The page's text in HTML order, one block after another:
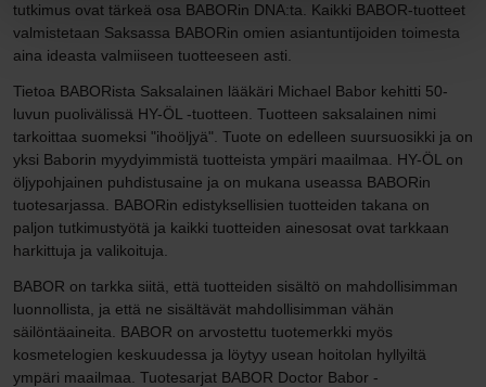
tutkimus ovat tärkeä osa BABORin DNA:ta. Kaikki BABOR-tuotteet
valmistetaan Saksassa BABORin omien asiantuntijoiden toimesta
aina ideasta valmiiseen tuotteeseen asti.
Tietoa BABORista Saksalainen lääkäri Michael Babor kehitti 50-
luvun puolivälissä HY-ÖL -tuotteen. Tuotteen saksalainen nimi
tarkoittaa suomeksi "ihoöljyä". Tuote on edelleen suursuosikki ja on
yksi Baborin myydyimmistä tuotteista ympäri maailmaa. HY-ÖL on
öljypohjainen puhdistusaine ja on mukana useassa BABORin
tuotesarjassa. BABORin edistyksellisien tuotteiden takana on
paljon tutkimustyötä ja kaikki tuotteiden ainesosat ovat tarkkaan
harkittuja ja valikoituja.
BABOR on tarkka siitä, että tuotteiden sisältö on mahdollisimman
luonnollista, ja että ne sisältävät mahdollisimman vähän
säilöntäaineita. BABOR on arvostettu tuotemerkki myös
kosmetelogien keskuudessa ja löytyy usean hoitolan hyllyiltä
ympäri maailmaa. Tuotesarjat BABOR Doctor Babor -